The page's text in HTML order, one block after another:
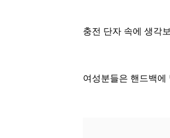
충전 단자 속에 생각
여성분들은 핸드백